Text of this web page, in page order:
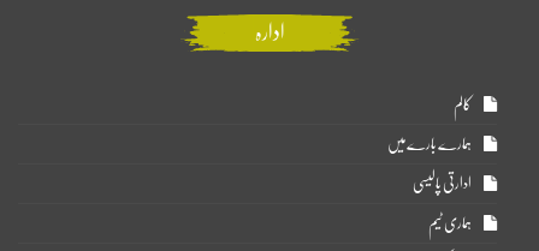
ادارہ
کالم
ہمارے بارے میں
ادارتی پالیسی
ہماری ٹیم